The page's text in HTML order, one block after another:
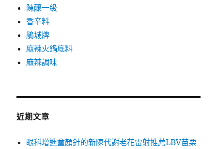
陳釀一級
香辛料
鵑城牌
麻辣火鍋底料
麻辣調味
近期文章
眼科增進童顏針的新陳代謝老花雷射推薦LBV苗栗